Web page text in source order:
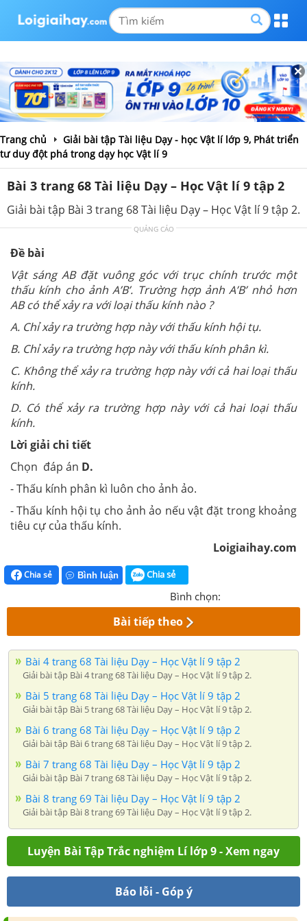
Trang chủ
Giải bài tập Tài liệu Dạy - học Vật lí lớp 9, Phát triển
tư duy đột phá trong dạy học Vật lí 9
Bài 3 trang 68 Tài liệu Dạy – Học Vật lí 9 tập 2
Giải bài tập Bài 3 trang 68 Tài liệu Dạy – Học Vật lí 9 tập 2.
QUẢNG CÁO
Đề bài
Vật sáng AB đặt vuông góc với trục chính trước một
thấu kính cho ảnh A’B’. Trường hợp ảnh A’B’ nhỏ hơn
AB có thể xảy ra với loại thấu kính nào ?
A. Chỉ xảy ra trường hợp này với thấu kính hội tụ.
B. Chỉ xảy ra trường hợp này với thấu kính phân kì.
C. Không thể xảy ra trường hợp này với cả hai loại thấu
kính.
D. Có thể xảy ra trường hợp này với cả hai loại thấu
kính.
Lời giải chi tiết
Chọn đáp án D.
- Thấu kính phân kì luôn cho ảnh ảo.
- Thấu kính hội tụ cho ảnh ảo nếu vật đặt trong khoảng
tiêu cự của thấu kính.
Loigiaihay.com
Chia sẻ Bình luận Chia sẻ
Bình chọn:
Bài tiếp theo
Bài 4 trang 68 Tài liệu Dạy – Học Vật lí 9 tập 2
Giải bài tập Bài 4 trang 68 Tài liệu Dạy – Học Vật lí 9 tập 2.
Bài 5 trang 68 Tài liệu Dạy – Học Vật lí 9 tập 2
Giải bài tập Bài 5 trang 68 Tài liệu Dạy – Học Vật lí 9 tập 2.
Bài 6 trang 68 Tài liệu Dạy – Học Vật lí 9 tập 2
Giải bài tập Bài 6 trang 68 Tài liệu Dạy – Học Vật lí 9 tập 2.
Bài 7 trang 68 Tài liệu Dạy – Học Vật lí 9 tập 2
Giải bài tập Bài 7 trang 68 Tài liệu Dạy – Học Vật lí 9 tập 2.
Bài 8 trang 69 Tài liệu Dạy – Học Vật lí 9 tập 2
Giải bài tập Bài 8 trang 69 Tài liệu Dạy – Học Vật lí 9 tập 2.
Luyện Bài Tập Trắc nghiệm Lí lớp 9 - Xem ngay
Báo lỗi - Góp ý